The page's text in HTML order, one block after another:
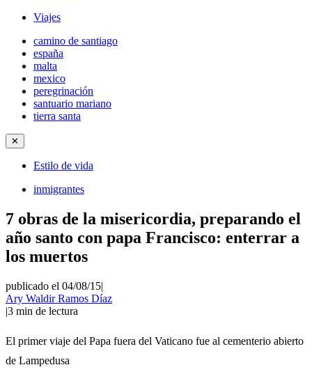
Viajes
camino de santiago
españa
malta
mexico
peregrinación
santuario mariano
tierra santa
✕
Estilo de vida
inmigrantes
7 obras de la misericordia, preparando el
año santo con papa Francisco: enterrar a
los muertos
publicado el 04/08/15|
Ary Waldir Ramos Díaz
|3 min de lectura
El primer viaje del Papa fuera del Vaticano fue al cementerio abierto
de Lampedusa